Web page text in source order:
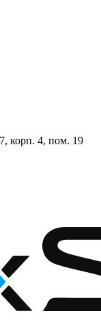
корп. 4, пом. 19